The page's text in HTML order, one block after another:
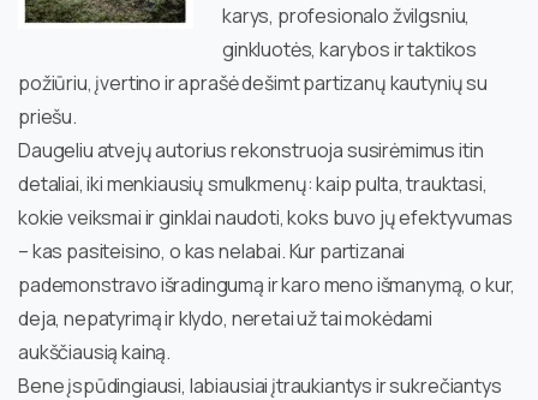
karys, profesionalo žvilgsniu,
ginkluotės, karybos ir taktikos
požiūriu, įvertino ir aprašė dešimt partizanų kautynių su
priešu.
Daugeliu atvejų autorius rekonstruoja susirėmimus itin
detaliai, iki menkiausių smulkmenų: kaip pulta, trauktasi,
kokie veiksmai ir ginklai naudoti, koks buvo jų efektyvumas
– kas pasiteisino, o kas nelabai. Kur partizanai
pademonstravo išradingumą ir karo meno išmanymą, o kur,
deja, nepatyrimą ir klydo, neretai už tai mokėdami
aukščiausią kainą.
Bene įspūdingiausi, labiausiai įtraukiantys ir sukrečiantys